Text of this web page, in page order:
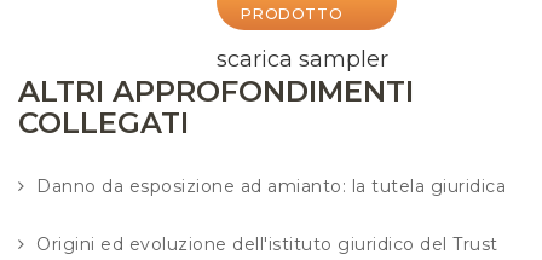
PRODOTTO
scarica sampler
ALTRI APPROFONDIMENTI
COLLEGATI
Danno da esposizione ad amianto: la tutela giuridica
Origini ed evoluzione dell'istituto giuridico del Trust